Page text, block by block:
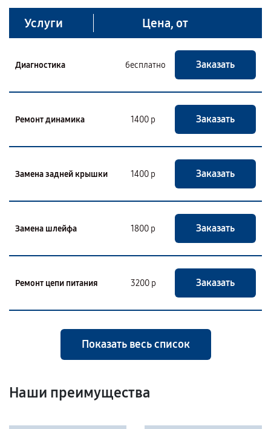
Услуги Цена, от
Диагностика бесплатно Заказать
Ремонт динамика 1400 р Заказать
Замена задней крышки 1400 р Заказать
Замена шлейфа 1800 р Заказать
Ремонт цепи питания 3200 р Заказать
Показать весь список
Наши преимущества